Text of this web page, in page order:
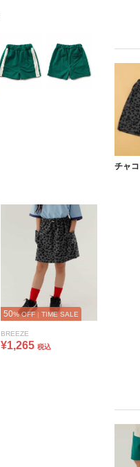
50% OFF | TIME SALE
BREEZE
¥1,265 税込
チャ